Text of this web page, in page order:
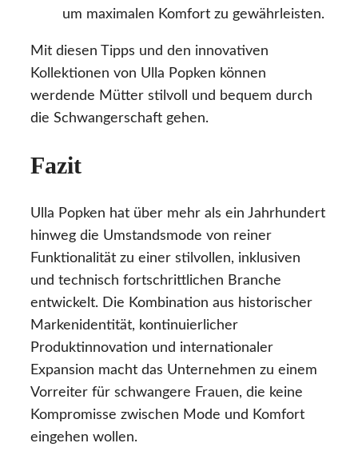
um maximalen Komfort zu gewährleisten.
Mit diesen Tipps und den innovativen
Kollektionen von Ulla Popken können
werdende Mütter stilvoll und bequem durch
die Schwangerschaft gehen.
Fazit
Ulla Popken hat über mehr als ein Jahrhundert
hinweg die Umstandsmode von reiner
Funktionalität zu einer stilvollen, inklusiven
und technisch fortschrittlichen Branche
entwickelt. Die Kombination aus historischer
Markenidentität, kontinuierlicher
Produktinnovation und internationaler
Expansion macht das Unternehmen zu einem
Vorreiter für schwangere Frauen, die keine
Kompromisse zwischen Mode und Komfort
eingehen wollen.